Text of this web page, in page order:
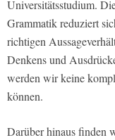
Universitätsstudium.
Grammatik reduziert
richtigen
Denkens und
werden wir keine
können.
Darüber hinaus finden